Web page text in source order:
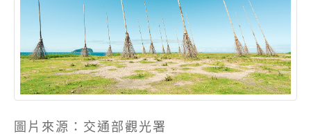
圖片來源：交通部觀光署